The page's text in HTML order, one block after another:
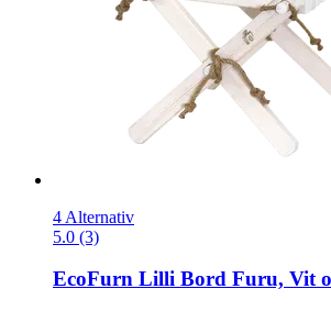
4 Alternativ
5.0 (3)
EcoFurn Lilli Bord Furu, Vit